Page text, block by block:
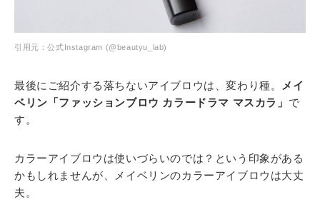
引用元：公式Instagram (@beautyu_lab)
最後にご紹介する落ちないアイブロウは、変わり種。
メイ
ベリン「ファッションブロウ カラードラマ マスカラ」 で
す。
カラーアイブロウは使いづらいのでは？という印象がある
かもしれませんが、メイベリンのカラーアイブロウは大丈
夫。